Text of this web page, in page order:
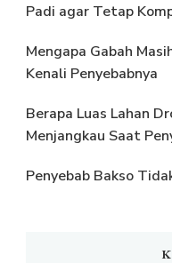
Padi agar Tetap
Mengapa Gabah
Kenali Penyebabnya
Berapa Luas Lahan
Menjangkau Saat
Penyebab Bakso